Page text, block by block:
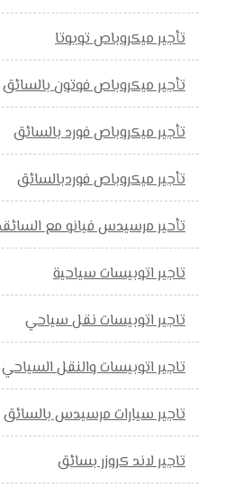
تأجير ميكروباص تويوتا
تأجير ميكروباص فوتون بالسائق
تأجير ميكروباص فورد بالسائق
تأجير ميكروباص فوردبالسائق
تأحير مرسيدس فيانو مع
تاجير اتوبيسات سياحية
تاجير اتوبيسات نقل سياحي
تاجير اتوبيسات والنقل السياحي
تاجير سيارات مرسيدس بالسائق
تاجير لاند كروزر بسائق